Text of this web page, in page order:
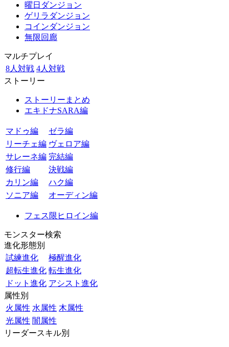
曜日ダンジョン
ゲリラダンジョン
コインダンジョン
無限回廊
マルチプレイ
8人対戦 4人対戦
ストーリー
ストーリーまとめ
エキドナSARA編
マドゥ編
ゼラ編
リーチェ編 ヴェロア編
サレーネ編 完結編
修行編
決戦編
カリン編
ハク編
ソニア編
オーディン編
フェス限ヒロイン編
モンスター検索
進化形態別
試練進化
極醒進化
超転生進化 転生進化
ドット進化 アシスト進化
属性別
火属性 水属性 木属性
光属性 闇属性
リーダースキル別